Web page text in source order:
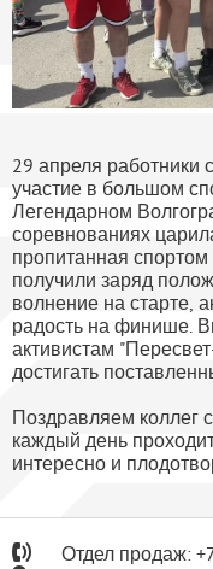
29 апреля работники
участие в большом
Легендарном
соревнованиях
пропитанная
получили заряд
волнение на старте,
радость на финише.
активистам
достигать
Поздравляем коллег
каждый день
интересно и
Отдел продаж: